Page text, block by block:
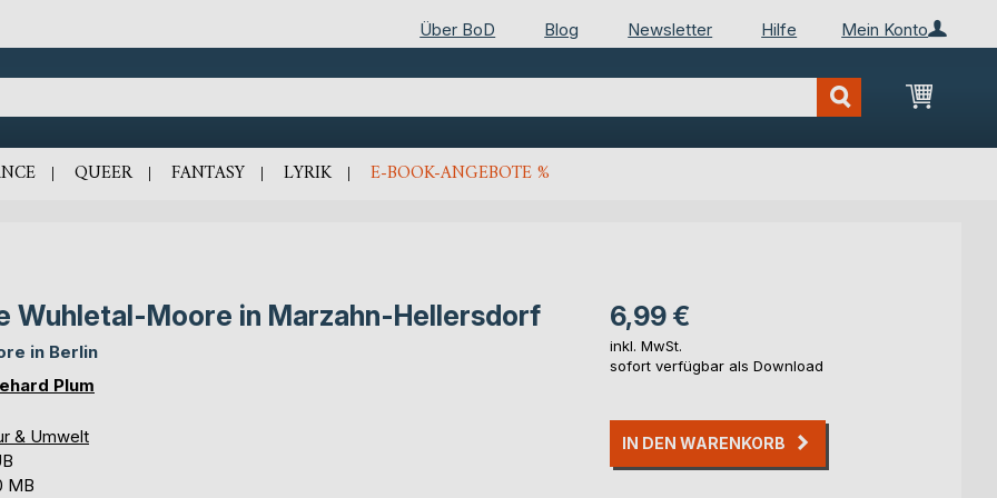
Mein Konto
Über BoD Blog Newsletter Hilfe
Mein
QUEER FANTASY LYRIK E-BOOK-ANGEBOTE %
Wuhletal-Moore in Marzahn-Hellersdorf
in Berlin
Plum
& Umwelt
MB
6,99 €
inkl. MwSt.
sofort verfügbar als Download
IN DEN WARENKORB